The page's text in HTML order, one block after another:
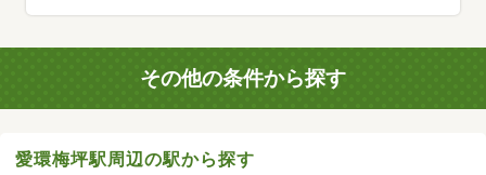
その他の条件から探す
愛環梅坪駅周辺の駅から探す